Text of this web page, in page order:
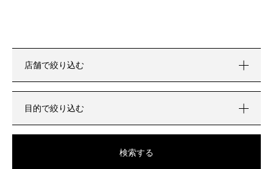
店舗で絞り込む
目的で絞り込む
検索する